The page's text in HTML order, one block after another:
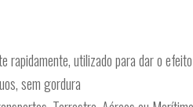
rapidamente, utilizado para dar o
sem gordura